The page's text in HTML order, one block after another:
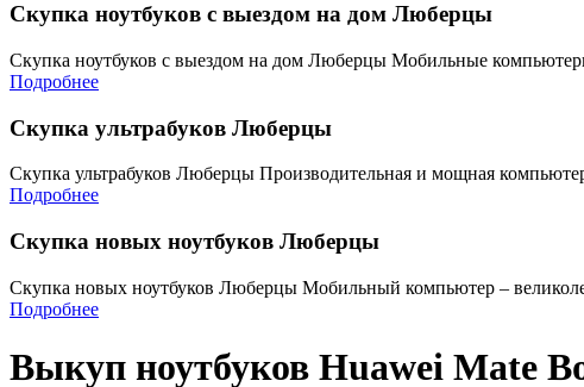
Скупка ноутбуков с выездом на дом Люберцы
Скупка ноутбуков с выездом на дом Люберцы Мобильные
Подробнее
Скупка ультрабуков Люберцы
Скупка ультрабуков Люберцы Производительная и мощная
Подробнее
Скупка новых ноутбуков Люберцы
Скупка новых ноутбуков Люберцы Мобильный компьютер –
Подробнее
Выкуп ноутбуков Huawei Mate